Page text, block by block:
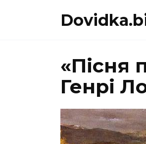
«Пісня
Генрі